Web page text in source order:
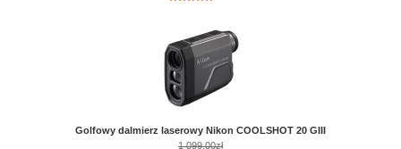
Golfowy dalmierz laserowy Nikon COOLSHOT 20 GIII
1 099,00zł